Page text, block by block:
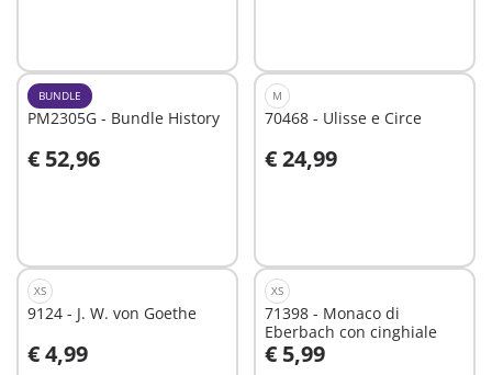
BUNDLE
PM2305G - Bundle History
€ 52,96
M
70468 - Ulisse e Circe
€ 24,99
XS
9124 - J. W. von Goethe
€ 4,99
Aggiungi al carrello
XS
71398 - Monaco di
Eberbach con cinghiale
€ 5,99
Aggiungi al carrello